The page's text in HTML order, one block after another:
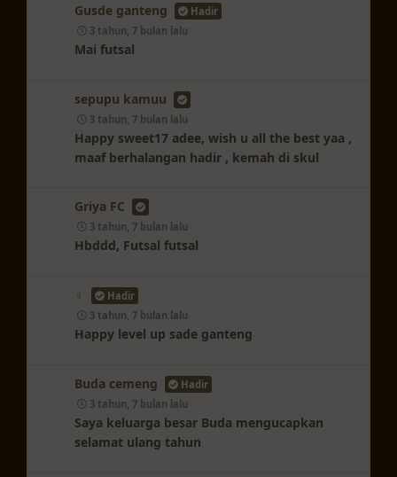
Gusde ganteng
Hadir
3 tahun, 7 bulan lalu
Mai futsal
sepupu kamuu
3 tahun, 7 bulan lalu
Happy sweet17 adee, wish u all the best yaa ,
maaf berhalangan hadir , kemah di skul
Griya FC
3 tahun, 7 bulan lalu
Hbddd, Futsal futsal
‍♀️
Hadir
3 tahun, 7 bulan lalu
Happy level up sade ganteng
Buda cemeng
Hadir
3 tahun, 7 bulan lalu
Saya keluarga besar Buda mengucapkan
selamat ulang tahun